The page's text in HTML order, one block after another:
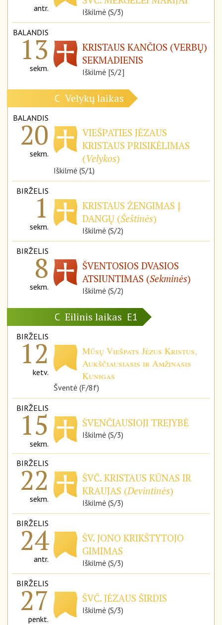
antr. Iškilmė (S/3)
BALANDIS
13
sekm.
KRISTAUS KANČIOS (VERBŲ)
SEKMADIENIS
Iškilmė [S/2]
C Velykų laikas
BALANDIS
20
sekm.
VIEŠPATIES JĖZAUS
KRISTAUS PRISIKĖLIMAS
(Velykos)
Iškilmė (S/1)
BIRŽELIS
1
sekm.
KRISTAUS ŽENGIMAS Į
DANGŲ (Šeštinės)
Iškilmė (S/2)
BIRŽELIS
8
sekm.
ŠVENTOSIOS DVASIOS
ATSIUNTIMAS (Sekminės)
Iškilmė (S/2)
C Eilinis laikas E1
BIRŽELIS
12
ketv.
Mūsų Viešpats Jėzus Kristus,
Aukščiausiasis ir Amžinasis
Kunigas
Šventė (F/8f)
BIRŽELIS
15
sekm.
ŠVENČIAUSIOJI TREJYBĖ
Iškilmė (S/3)
BIRŽELIS
22
sekm.
ŠVČ. KRISTAUS KŪNAS IR
KRAUJAS (Devintinės)
Iškilmė (S/3)
BIRŽELIS
24
antr.
ŠV. JONO KRIKŠTYTOJO
GIMIMAS
Iškilmė (S/3)
BIRŽELIS
27
penkt.
ŠVČ. JĖZAUS ŠIRDIS
Iškilmė (S/3)